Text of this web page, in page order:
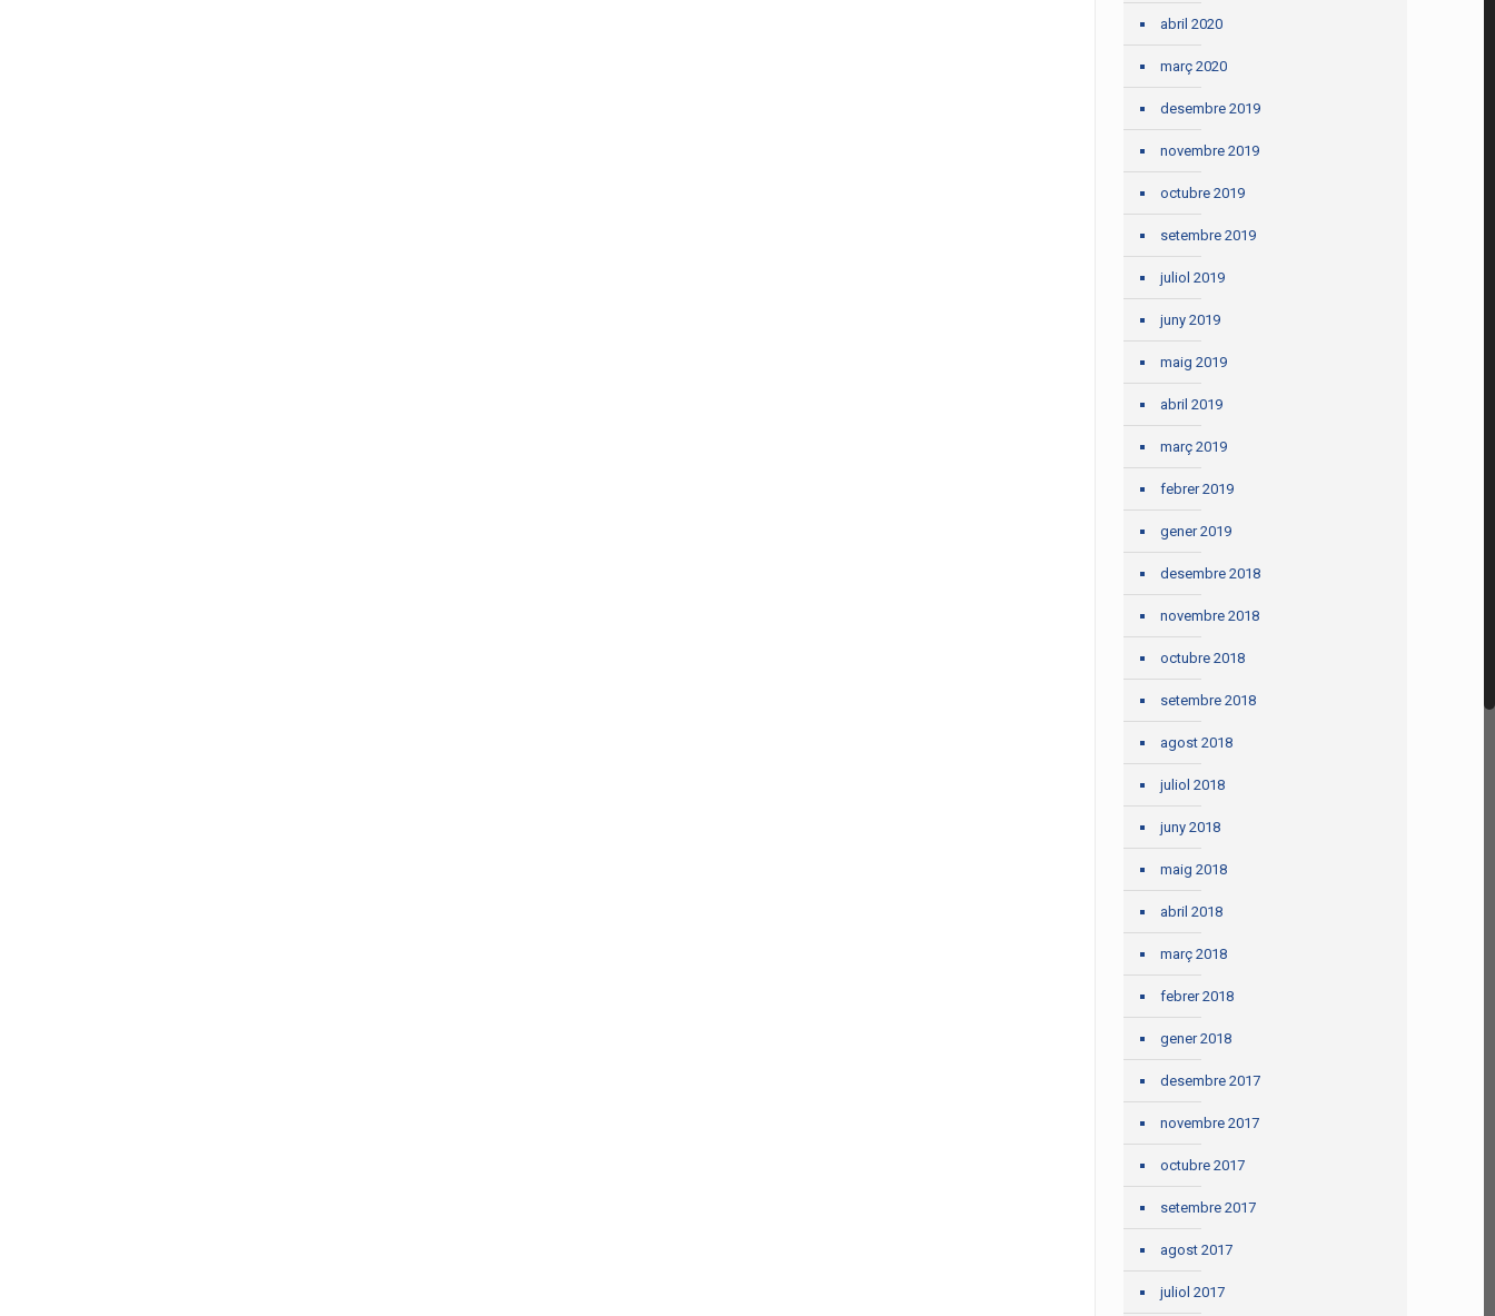
abril 2020
març 2020
desembre 2019
novembre 2019
octubre 2019
setembre 2019
juliol 2019
juny 2019
maig 2019
abril 2019
març 2019
febrer 2019
gener 2019
desembre 2018
novembre 2018
octubre 2018
setembre 2018
agost 2018
juliol 2018
juny 2018
maig 2018
abril 2018
març 2018
febrer 2018
gener 2018
desembre 2017
novembre 2017
octubre 2017
setembre 2017
agost 2017
juliol 2017